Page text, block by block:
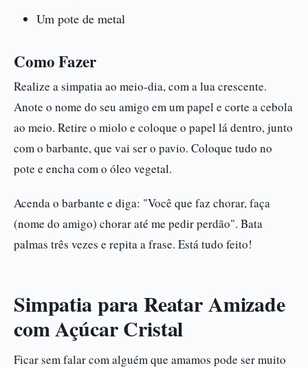
Um pote de metal
Como Fazer
Realize a simpatia ao meio-dia, com a lua crescente.
Anote o nome do seu amigo em um papel e corte a cebola
ao meio. Retire o miolo e coloque o papel lá dentro, junto
com o barbante, que vai ser o pavio. Coloque tudo no
pote e encha com o óleo vegetal.
Acenda o barbante e diga: "Você que faz chorar, faça
(nome do amigo) chorar até me pedir perdão". Bata
palmas três vezes e repita a frase. Está tudo feito!
Simpatia para Reatar Amizade
com Açúcar Cristal
Ficar sem falar com alguém que amamos pode ser muito